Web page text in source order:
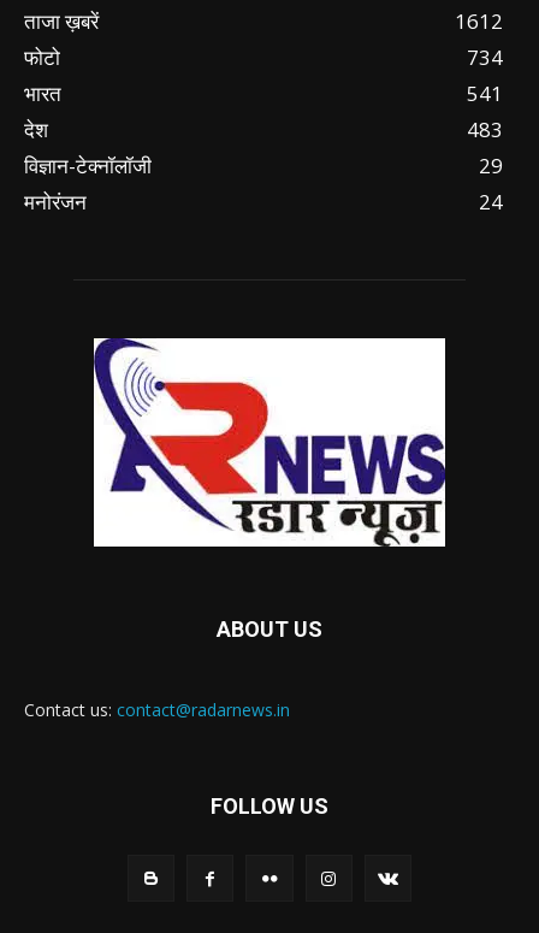
ताजा ख़बरें
1612
फोटो
734
भारत
541
देश
483
विज्ञान-टेक्नॉलॉजी
29
मनोरंजन
24
ABOUT US
Contact us: contact@radarnews.in
FOLLOW US